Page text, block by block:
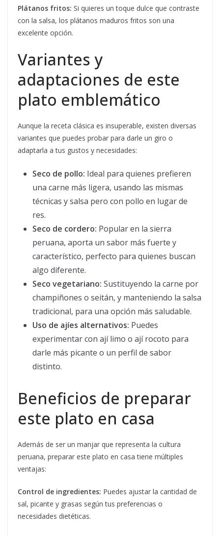
Plátanos fritos: Si quieres un toque dulce que contraste
con la salsa, los plátanos maduros fritos son una
excelente opción.
Variantes y
adaptaciones de este
plato emblemático
Aunque la receta clásica es insuperable, existen diversas
variantes que puedes probar para darle un giro o
adaptarla a tus gustos y necesidades:
Seco de pollo: Ideal para quienes prefieren
una carne más ligera, usando las mismas
técnicas y salsa pero con pollo en lugar de
res.
Seco de cordero: Popular en la sierra
peruana, aporta un sabor más fuerte y
característico, perfecto para quienes buscan
algo diferente.
Seco vegetariano: Sustituyendo la carne por
champiñones o seitán, y manteniendo la salsa
tradicional, para una opción más saludable.
Uso de ajíes alternativos: Puedes
experimentar con ají limo o ají rocoto para
darle más picante o un perfil de sabor
distinto.
Beneficios de preparar
este plato en casa
Además de ser un manjar que representa la cultura
peruana, preparar este plato en casa tiene múltiples
ventajas:
Control de ingredientes: Puedes ajustar la cantidad de
sal, picante y grasas según tus preferencias o
necesidades dietéticas.